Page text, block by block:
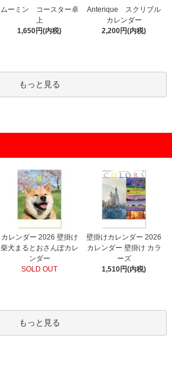
ムーミン コースター卓
上
1,650円(内税)
Anterique スクリブル
カレンダー
2,200円(内税)
もっと見る
カレンダー 2026 壁掛け
柴犬まるとおさんぽカレ
ンダー
SOLD OUT
壁掛けカレンダー 2026
カレンダー 壁掛け カラ
ーズ
1,510円(内税)
もっと見る